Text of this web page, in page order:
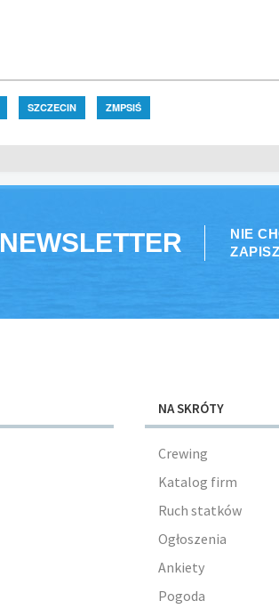
SZCZECIN ZMPSIŚ
NEWSLETTER
NIE
NA SKRÓTY
Crewing
Katalog firm
Ruch statków
Ogłoszenia
Ankiety
Pogoda